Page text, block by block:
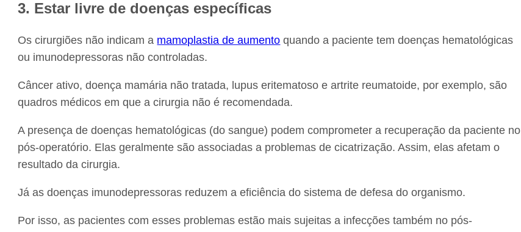
3. Estar livre de doenças específicas
Os cirurgiões não indicam a mamoplastia de aumento quando a paciente tem doenças hematológicas
ou imunodepressoras não controladas.
Câncer ativo, doença mamária não tratada, lupus eritematoso e artrite reumatoide, por exemplo, são
quadros médicos em que a cirurgia não é recomendada.
A presença de doenças hematológicas (do sangue) podem comprometer a recuperação da paciente no
pós-operatório. Elas geralmente são associadas a problemas de cicatrização. Assim, elas afetam o
resultado da cirurgia.
Já as doenças imunodepressoras reduzem a eficiência do sistema de defesa do organismo.
Por isso, as pacientes com esses problemas estão mais sujeitas a infecções também no pós-